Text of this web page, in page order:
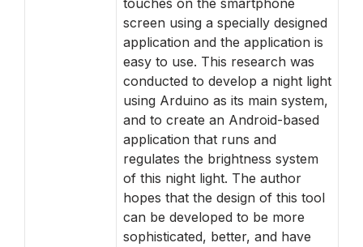
touches on the smartphone
screen using a specially designed
application and the application is
easy to use. This research was
conducted to develop a night light
using Arduino as its main system,
and to create an Android-based
application that runs and
regulates the brightness system
of this night light. The author
hopes that the design of this tool
can be developed to be more
sophisticated, better, and have